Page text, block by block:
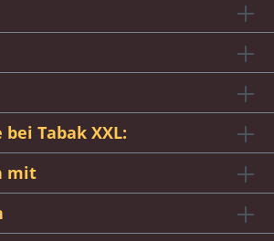
Tabak XXL:
mit